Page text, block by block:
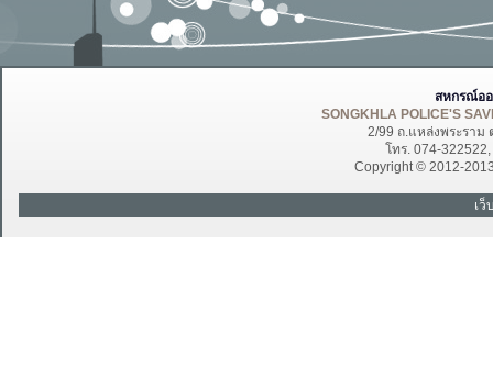
สหกรณ์อ
SONGKHLA POLICE'S
2/99 ถ.แหล่งพระราม
โทร. 074-
Copyright © 2012-
เ